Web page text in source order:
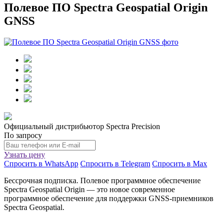
Полевое ПО Spectra Geospatial Origin
GNSS
Официальный дистрибьютор Spectra Precision
По запросу
Узнать цену
Спросить в WhatsApp Спросить в Telegram Спросить в Max
Бессрочная подписка. Полевое программное обеспечение
Spectra Geospatial Origin — это новое современное
программное обеспечение для поддержки GNSS-приемников
Spectra Geospatial.